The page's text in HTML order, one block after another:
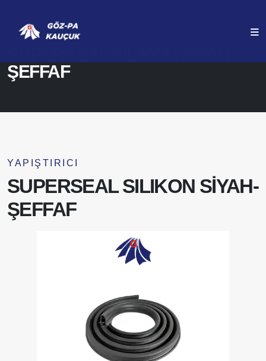
ŞEFFAF
ANASAYFA ÜRÜNLERIMIZ
YAPIŞTIRICI
SUPERSEAL SILIKON SİYAH-
ŞEFFAF